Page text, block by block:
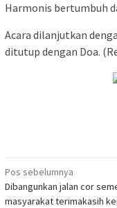
Harmonis bertumbuh
Acara dilanjutkan
ditutup dengan Doa.
Navigasi
pos
Pos sebelumnya
Dibangunkan jalan cor
masyarakat terimakasih